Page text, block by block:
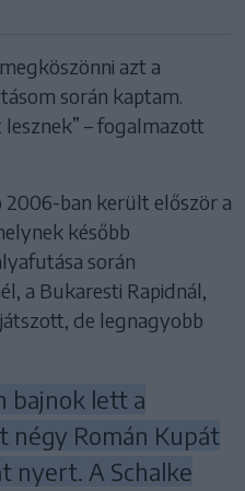
azt a
során kaptam.
– fogalmazott
2006-ban került először a
később
során
a Bukaresti Rapidnál,
de legnagyobb
bajnok lett a
négy Román Kupát
nyert. A Schalke